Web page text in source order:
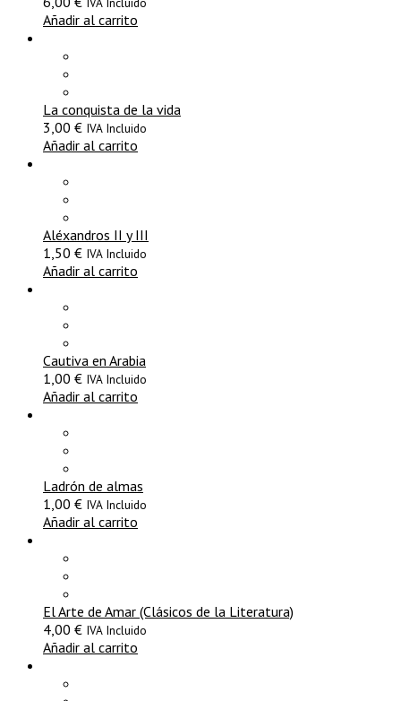
Añadir al carrito
La conquista de la vida
3,00 € IVA Incluido
Añadir al carrito
Aléxandros II y III
1,50 € IVA Incluido
Añadir al carrito
Cautiva en Arabia
1,00 € IVA Incluido
Añadir al carrito
Ladrón de almas
1,00 € IVA Incluido
Añadir al carrito
El Arte de Amar (Clásicos de la Literatura)
4,00 € IVA Incluido
Añadir al carrito